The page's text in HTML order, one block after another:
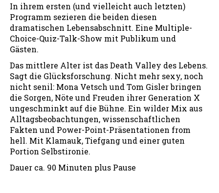
In ihrem ersten (und vielleicht auch letzten)
Programm sezieren die beiden diesen
dramatischen Lebensabschnitt. Eine Multiple-
Choice-Quiz-Talk-Show mit Publikum und
Gästen.
Das mittlere Alter ist das Death Valley des Lebens.
Sagt die Glücksforschung. Nicht mehr sexy, noch
nicht senil: Mona Vetsch und Tom Gisler bringen
die Sorgen, Nöte und Freuden ihrer Generation X
ungeschminkt auf die Bühne. Ein wilder Mix aus
Alltagsbeobachtungen, wissenschaftlichen
Fakten und Power-Point-Präsentationen from
hell. Mit Klamauk, Tiefgang und einer guten
Portion Selbstironie.
Dauer ca. 90 Minuten plus Pause